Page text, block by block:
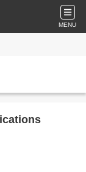
MENU